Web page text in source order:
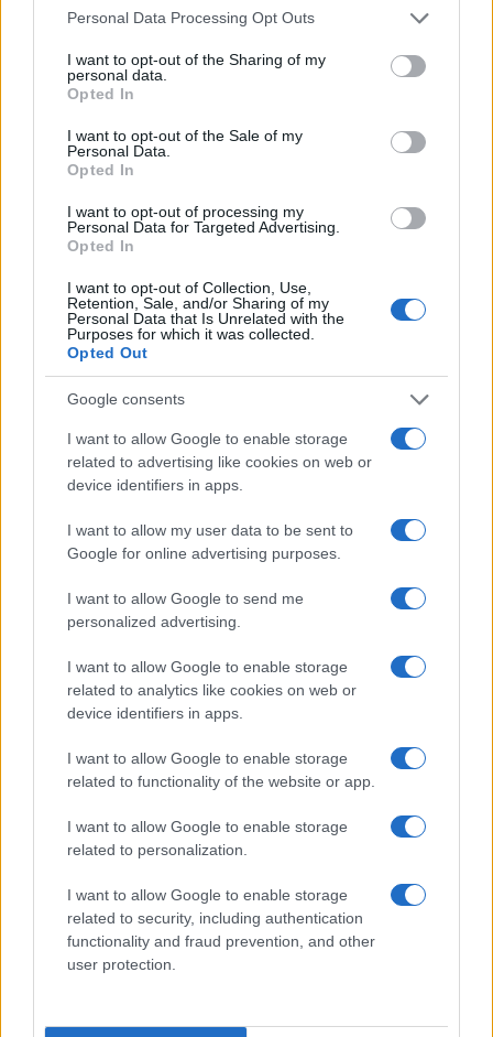
Personal Data Processing Opt Outs
I want to opt-out of the Sharing of my
personal data.
Opted In
I want to opt-out of the Sale of my
Personal Data.
Opted In
I want to opt-out of processing my
Personal Data for Targeted Advertising.
Opted In
I want to opt-out of Collection, Use,
Retention, Sale, and/or Sharing of my
Personal Data that Is Unrelated with the
Purposes for which it was collected.
Opted Out
Google consents
I want to allow Google to enable storage
related to advertising like cookies on web or
device identifiers in apps.
I want to allow my user data to be sent to
Google for online advertising purposes.
I want to allow Google to send me
personalized advertising.
I want to allow Google to enable storage
related to analytics like cookies on web or
device identifiers in apps.
I want to allow Google to enable storage
related to functionality of the website or app.
I want to allow Google to enable storage
related to personalization.
I want to allow Google to enable storage
related to security, including authentication
functionality and fraud prevention, and other
user protection.
Formigli, non proprio nella tana del lupo.
discutere ed approfondire le vicende che da giorni
sono al centro della cronaca. Lo abbiamo trovato
sereno e determinato – si legge nella nota di
Alleanza Verdi e Sinistra. Ci ha esposto il suo
punto di vista e ha annunciato l’intenzione di
rispondere punto su punto e nel merito alle
contestazioni giornalistiche ribadendo la sua
assoluta estraneità alle vicende. Naturalmente
sarà lui a farlo, nelle forme e nei tempi che riterrà
più opportuni. Perché questo avvenga con la
massima libertà AboubakarSoumahoro
ci ha
comunicato la decisione di autosospendersi dal
gruppo parlamentare”. E ancora: “Rispettiamo
questa scelta che seppur non dovuta, mostra il
massimo rispetto cheAboubakarSoumahoro
delle istituzioni e del valore dell’impegno politico
per promuovere le ragioni delle battaglie in difesa
Aboubakar. Siamo fiduciosi, considerato quanto
riferitoci, che la vicenda possa essere chiarita in
riunione tra i due. “L’autosospensione, lo dice la
parola, è una scelta autonoma, è una scelta di
tutela: della sua libertà, di organizzare la risposta
alle questioni che gli sono state contestate in
questi giorni”. Soumahoro sarebbe pronto a
rispondere colpo su colpo “nel merito delle